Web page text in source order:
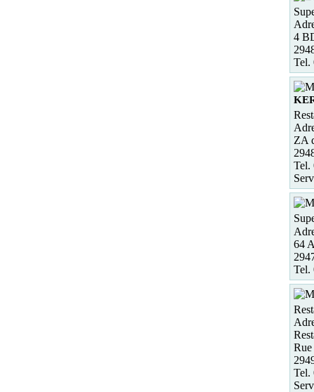
4
Tel.
ZA
Tel.
64
Tel.
Rue
Tel.